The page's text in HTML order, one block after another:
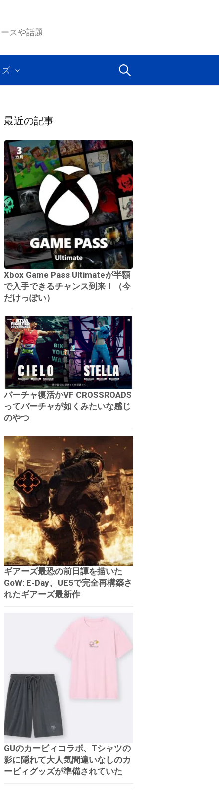
スや話題
ズ 検
最近の記事
Xbox Game Pass Ultimateが半額
で入手できるチャンス到来！（今
だけっぽい）
バーチャ復活かVF CROSSROADS
ってバーチャが如くみたいな感じ
のやつ
ギアーズ最恐の前日譚を描いた
GoW: E-Day、UE5で完全再構築さ
れたギアーズ最新作
GUのカービィコラボ、Tシャツの
影に隠れて大人気間違いなしのカ
ービィグッズが準備されていた